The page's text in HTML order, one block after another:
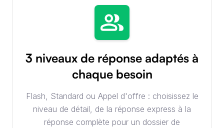
3 niveaux de réponse adaptés à
chaque besoin
Flash, Standard ou Appel d'offre : choisissez le
niveau de détail, de la réponse express à la
réponse complète pour un dossier de